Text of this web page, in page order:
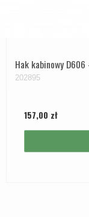
Hak kabinowy
202895
157,00 zł